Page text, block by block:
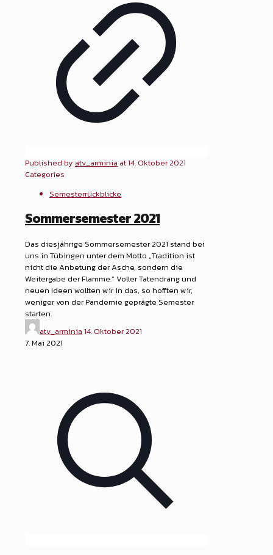
Published by atv_arminia at14. Oktober 2021
Categories
Semesterrückblicke
Sommersemester 2021
Das diesjährige Sommersemester 2021 stand bei
uns in Tübingen unter dem Motto „Tradition ist
nicht die Anbetung der Asche, sondern die
Weitergabe der Flamme.“ Voller Tatendrang und
neuen Ideen wollten wir in das, so hofften wir,
weniger von der Pandemie geprägte Semester
starten.
atv_arminia 14. Oktober 2021
7. Mai 2021